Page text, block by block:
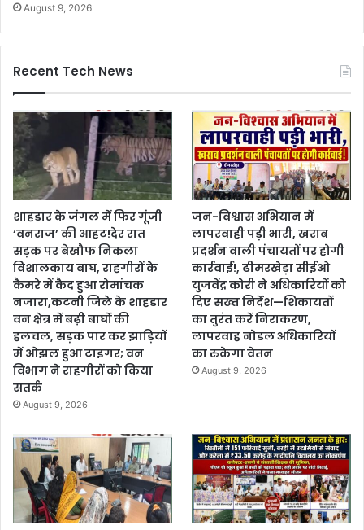
August 9, 2026
Recent Tech News
शाहडार के जंगल में फिर गूंजी
‘वनराज’ की आहट!देर रात
सड़क पर बेखौफ निकला
विशालकाय बाघ, राहगीरों के
कैमरे में कैद हुआ रोमांचक
नजारा,कटनी जिले के शाहडार
वन क्षेत्र में बढ़ी बाघों की
हलचल, सड़क पार कर झाड़ियों
में ओझल हुआ टाइगर; वन
विभाग ने राहगीरों को किया
सतर्क
August 9, 2026
जन-विश्वास अभियान में
लापरवाही पड़ी भारी, खराब
प्रदर्शन वाली पंचायतों पर होगी
कार्रवाई!, ढीमरखेड़ा सीईओ
युजवेंद्र कोरी ने अधिकारियों को
दिए सख्त निर्देश—शिकायतों
का तुरंत करें निराकरण,
लापरवाह नोडल अधिकारियों
का रुकेगा वेतन
August 9, 2026